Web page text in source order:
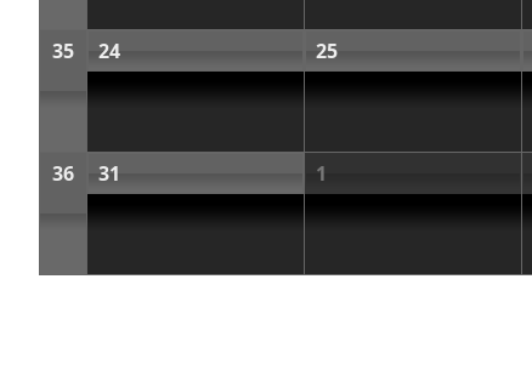
35 24 25
36 31 1